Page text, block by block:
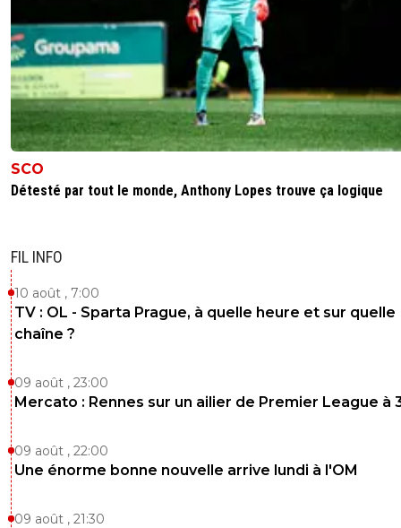
SCO
Détesté par tout le monde, Anthony Lopes trouve ça logique
FIL INFO
10 août , 7:00
TV : OL - Sparta Prague, à quelle heure et sur quelle
chaîne ?
09 août , 23:00
Mercato : Rennes sur un ailier de Premier League à
09 août , 22:00
Une énorme bonne nouvelle arrive lundi à l'OM
09 août , 21:30